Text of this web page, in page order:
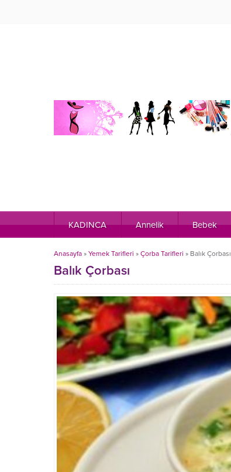
KADINCA Annelik Bebek
Anasayfa » Yemek Tarifleri » Çorba Tarifleri » Balık Çorbası
Balık Çorbası